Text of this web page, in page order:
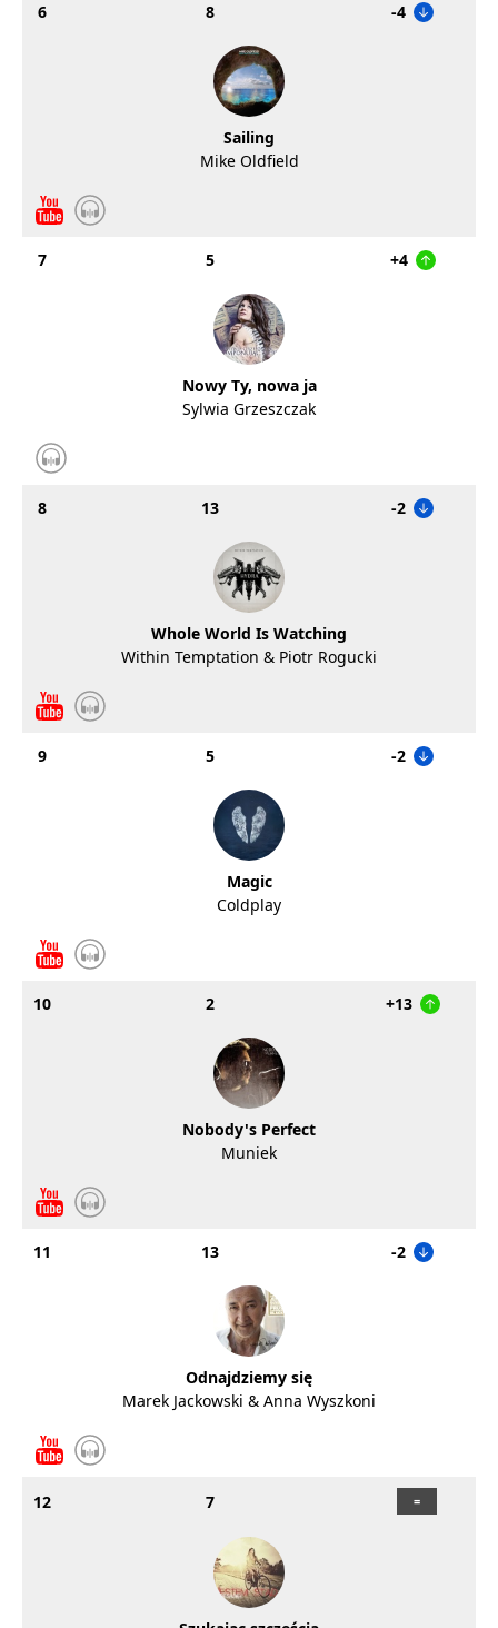
6 8 -4
Sailing
Mike Oldfield
7 5 +4
Nowy Ty, nowa ja
Sylwia Grzeszczak
8 13 -2
Whole World Is Watching
Within Temptation & Piotr Rogucki
9 5 -2
Magic
Coldplay
10 2 +13
Nobody's Perfect
Muniek
11 13 -2
Odnajdziemy się
Marek Jackowski & Anna Wyszkoni
12 7